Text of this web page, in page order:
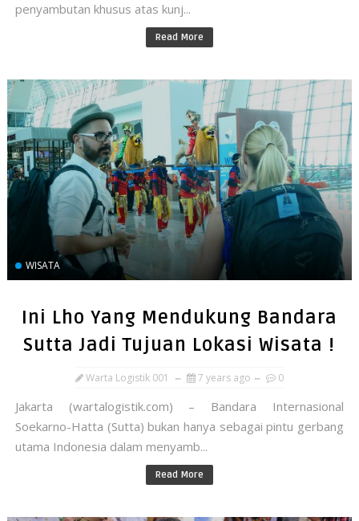
penyambutan khusus atas kunj...
Read More
WISATA
Ini Lho Yang Mendukung Bandara
Sutta Jadi Tujuan Lokasi Wisata !
Warta Logistik 001 7 years ago 0
Jakarta (wartalogistik.com) – Bandara Internasional
Soekarno-Hatta (Sutta) bukan hanya sebagai pintu gerbang
utama Indonesia dalam menyamb...
Read More